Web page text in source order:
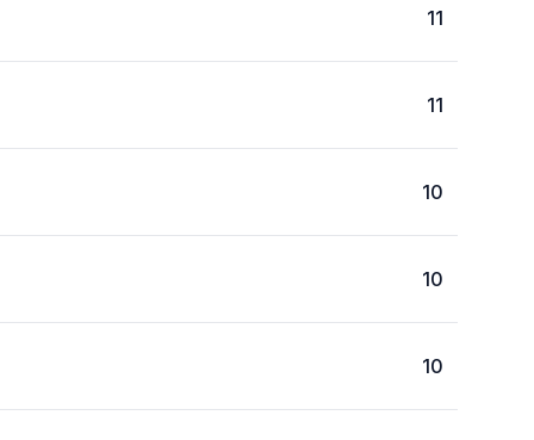
11
11
10
10
10